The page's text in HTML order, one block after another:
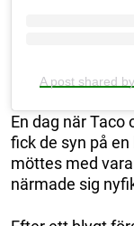
A post shared
En dag när
fick de syn på
möttes med
närmade sig